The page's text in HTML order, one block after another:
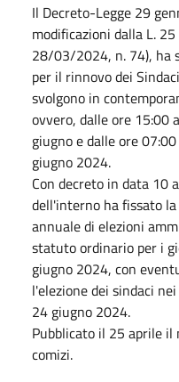
Il Decreto-Legge 29
modificazioni dalla L.
28/03/2024, n. 74), ha
per il rinnovo dei
svolgono in
ovvero, dalle ore 15:00
giugno e dalle ore
giugno 2024.
Con decreto in data 10
dell'interno ha fissato
annuale di elezioni
statuto ordinario per i
giugno 2024, con
l'elezione dei sindaci
24 giugno 2024.
Pubblicato il 25 aprile il
comizi.